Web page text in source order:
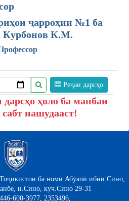
ҷарроҳии №1 ба
Курбонов К.М.
Реҷаи дарсҳо
ҳоло ба манбаи
нашудааст!
ба номи Абӯалӣ ибни Сино,
н.Сино, куч.Сино 29-31
600-3977, 2353496,